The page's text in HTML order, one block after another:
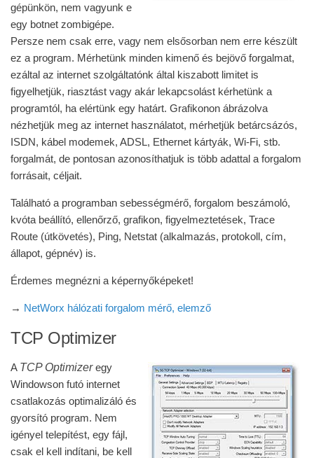
gépünkön, nem vagyunk e
egy botnet zombigépe.
Persze nem csak erre, vagy nem elsősorban nem erre készült
ez a program. Mérhetünk minden kimenő és bejövő forgalmat,
ezáltal az internet szolgáltatónk által kiszabott limitet is
figyelhetjük, riasztást vagy akár lekapcsolást kérhetünk a
programtól, ha elértünk egy határt. Grafikonon ábrázolva
nézhetjük meg az internet használatot, mérhetjük betárcsázós,
ISDN, kábel modemek, ADSL, Ethernet kártyák, Wi-Fi, stb.
forgalmát, de pontosan azonosíthatjuk is több adattal a forgalom
forrásait, céljait.
Található a programban sebességmérő, forgalom beszámoló,
kvóta beállító, ellenőrző, grafikon, figyelmeztetések, Trace
Route (útkövetés), Ping, Netstat (alkalmazás, protokoll, cím,
állapot, gépnév) is.
Érdemes megnézni a képernyőképeket!
→ NetWorx hálózati forgalom mérő, elemző
TCP Optimizer
A TCP Optimizeregy
Windowson futó internet
csatlakozás optimalizáló és
gyorsító program. Nem
igényel telepítést, egy fájl,
csak el kell indítani, be kell